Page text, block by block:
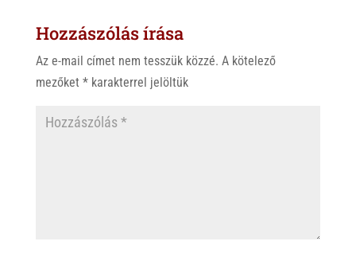
A
p
o
k
Hozzászólás írása
Az e-mail címet nem tesszük közzé. A kötelező
mezőket *karakterrel jelöltük